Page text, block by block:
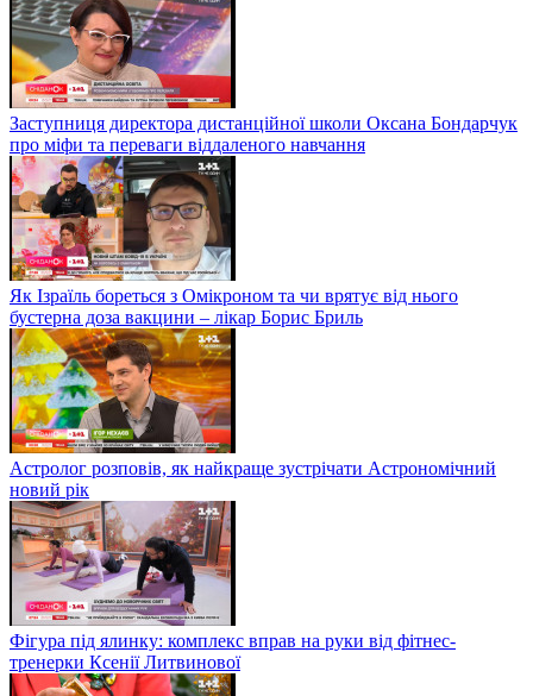
Заступниця директора дистанційної школи Оксана Бондарчук
про міфи та переваги віддаленого навчання
Як Ізраїль бореться з Омікроном та чи врятує від нього
бустерна доза вакцини – лікар Борис Бриль
Астролог розповів, як найкраще зустрічати Астрономічний
новий рік
Фігура під ялинку: комплекс вправ на руки від фітнес-
тренерки Ксенії Литвинової